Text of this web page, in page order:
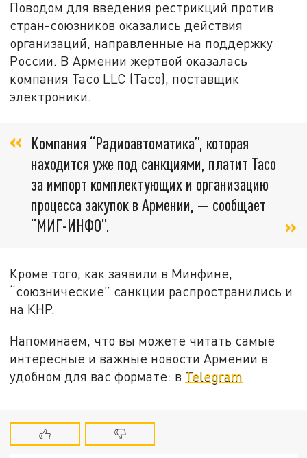
Поводом для введения рестрикций против
стран-союзников оказались действия
организаций, направленные на поддержку
России. В Армении жертвой оказалась
компания Taco LLC (Taco), поставщик
электроники.
Компания “Радиоавтоматика”, которая
находится уже под санкциями, платит Taco
за импорт комплектующих и организацию
процесса закупок в Армении, — сообщает
“МИГ-ИНФО”.
Кроме того, как заявили в Минфине,
“союзнические” санкции распространились и
на КНР.
Напоминаем, что вы можете читать самые
интересные и важные новости Армении в
удобном для вас формате: в Telegram